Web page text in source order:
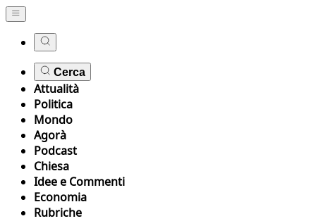
Cerca
Attualità
Politica
Mondo
Agorà
Podcast
Chiesa
Idee e Commenti
Economia
Rubriche